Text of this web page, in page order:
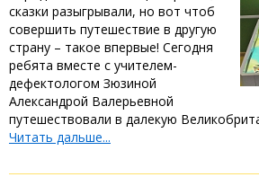
сказки разыгрывали, но вот чтоб
совершить путешествие в другую
страну – такое впервые! Сегодня
ребята вместе с учителем-
дефектологом Зюзиной
Александрой Валерьевной
путешествовали в далекую
Читать дальше...